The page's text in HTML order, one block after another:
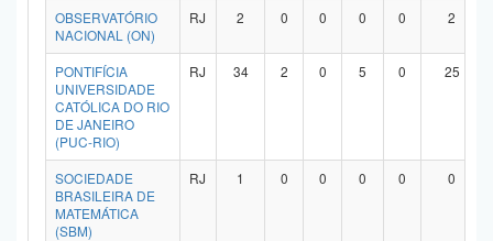
OBSERVATÓRIO
NACIONAL (ON)
RJ 2 0 0 0 0 2
PONTIFÍCIA
UNIVERSIDADE
CATÓLICA DO RIO
DE JANEIRO
(PUC-RIO)
RJ 34 2 0 5 0 25
SOCIEDADE
BRASILEIRA DE
MATEMÁTICA
(SBM)
RJ 1 0 0 0 0 0